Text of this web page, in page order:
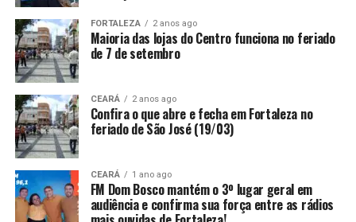
FORTALEZA 2 anos ago
Maioria das lojas do Centro funciona no feriado
de 7 de setembro
CEARÁ 2 anos ago
Confira o que abre e fecha em Fortaleza no
feriado de São José (19/03)
CEARÁ 1 ano ago
FM Dom Bosco mantém o 3º lugar geral em
audiência e confirma sua força entre as rádios